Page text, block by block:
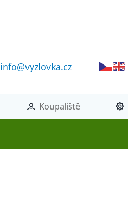
info@vyzlovka.cz
Koupaliště